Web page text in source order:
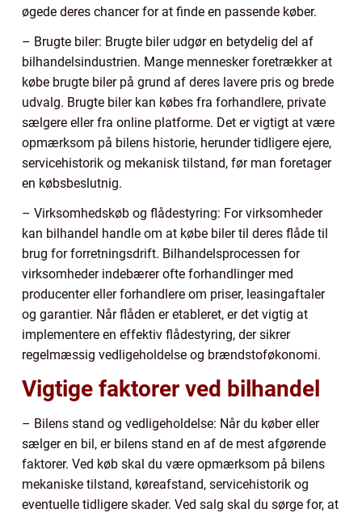
øgede deres chancer for at finde en passende køber.
– Brugte biler: Brugte biler udgør en betydelig del af
bilhandelsindustrien. Mange mennesker foretrækker at
købe brugte biler på grund af deres lavere pris og brede
udvalg. Brugte biler kan købes fra forhandlere, private
sælgere eller fra online platforme. Det er vigtigt at være
opmærksom på bilens historie, herunder tidligere ejere,
servicehistorik og mekanisk tilstand, før man foretager
en købsbeslutnig.
– Virksomhedskøb og flådestyring: For virksomheder
kan bilhandel handle om at købe biler til deres flåde til
brug for forretningsdrift. Bilhandelsprocessen for
virksomheder indebærer ofte forhandlinger med
producenter eller forhandlere om priser, leasingaftaler
og garantier. Når flåden er etableret, er det vigtig at
implementere en effektiv flådestyring, der sikrer
regelmæssig vedligeholdelse og brændstoføkonomi.
Vigtige faktorer ved bilhandel
– Bilens stand og vedligeholdelse: Når du køber eller
sælger en bil, er bilens stand en af de mest afgørende
faktorer. Ved køb skal du være opmærksom på bilens
mekaniske tilstand, køreafstand, servicehistorik og
eventuelle tidligere skader. Ved salg skal du sørge for, at